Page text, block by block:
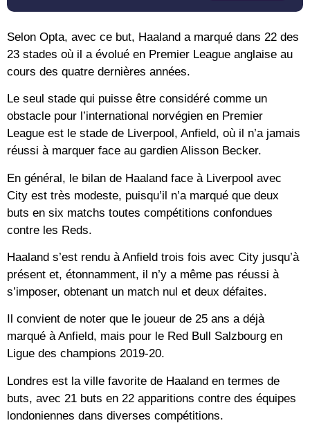
Selon Opta, avec ce but, Haaland a marqué dans 22 des
23 stades où il a évolué en Premier League anglaise au
cours des quatre dernières années.
Le seul stade qui puisse être considéré comme un
obstacle pour l’international norvégien en Premier
League est le stade de Liverpool, Anfield, où il n’a jamais
réussi à marquer face au gardien Alisson Becker.
En général, le bilan de Haaland face à Liverpool avec
City est très modeste, puisqu’il n’a marqué que deux
buts en six matchs toutes compétitions confondues
contre les Reds.
Haaland s’est rendu à Anfield trois fois avec City jusqu’à
présent et, étonnamment, il n’y a même pas réussi à
s’imposer, obtenant un match nul et deux défaites.
Il convient de noter que le joueur de 25 ans a déjà
marqué à Anfield, mais pour le Red Bull Salzbourg en
Ligue des champions 2019-20.
Londres est la ville favorite de Haaland en termes de
buts, avec 21 buts en 22 apparitions contre des équipes
londoniennes dans diverses compétitions.